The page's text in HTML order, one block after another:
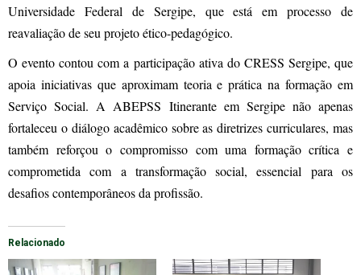
Universidade Federal de Sergipe, que está em processo de
reavaliação de seu projeto ético-pedagógico.
O evento contou com a participação ativa do CRESS Sergipe, que
apoia iniciativas que aproximam teoria e prática na formação em
Serviço Social. A ABEPSS Itinerante em Sergipe não apenas
fortaleceu o diálogo acadêmico sobre as diretrizes curriculares, mas
também reforçou o compromisso com uma formação crítica e
comprometida com a transformação social, essencial para os
desafios contemporâneos da profissão.
Relacionado